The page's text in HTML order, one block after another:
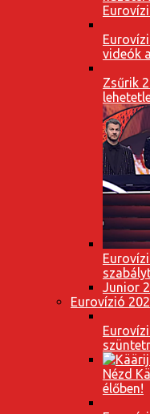
videók
Zsűrik
Junior
Eurovízió
Nézd
élőben!